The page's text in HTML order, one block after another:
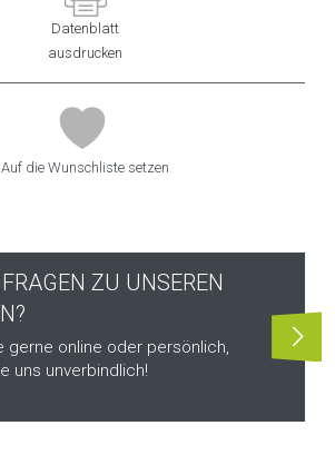
Datenblatt
ausdrucken
Auf die Wunschliste setzen
ZU UNSEREN
gerne online oder persönlich,
uns unverbindlich!